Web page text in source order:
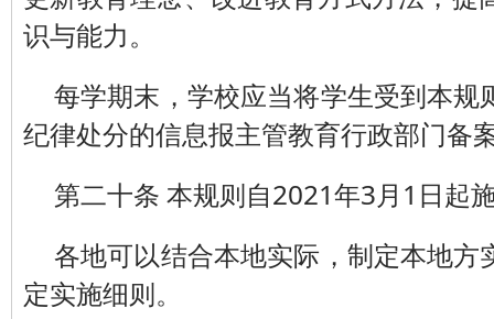
识与能力。
每学期末，学校应当将学生受到本规
纪律处分的信息报主管教育行政部门备
第二十条 本规则自2021年3月1日起
各地可以结合本地实际，制定本地方
定实施细则。